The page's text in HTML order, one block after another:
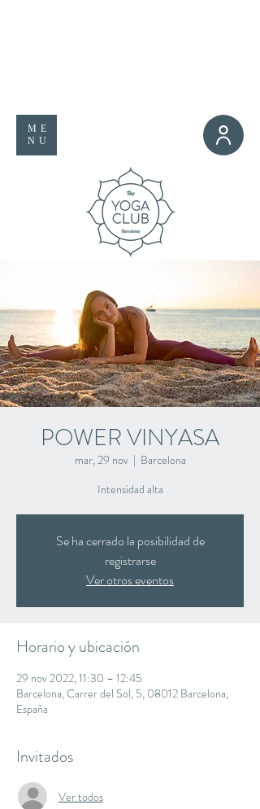
ME
NU
POWER VINYASA
mar, 29 nov
  |
Barcelona
Intensidad alta
Se ha cerrado la posibilidad de
registrarse
Ver otros eventos
Horario y ubicación
29 nov 2022, 11:30 – 12:45
Barcelona, Carrer del Sol, 5, 08012 Barcelona,
España
Invitados
Ver todos